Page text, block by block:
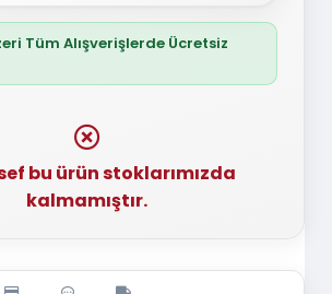
Tüm Alışverişlerde Ücretsiz
bu ürün stoklarımızda
kalmamıştır.